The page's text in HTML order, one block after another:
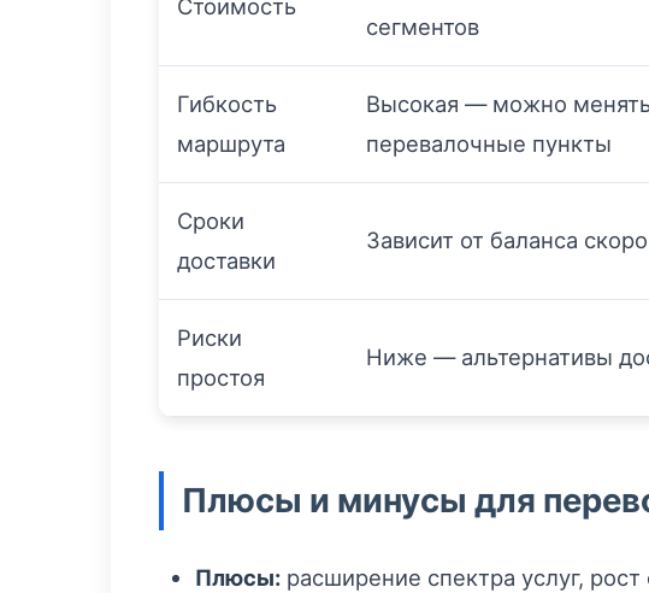
Стоимость
сегментов
Гибкость
маршрута
Высокая — можно менять
перевалочные пункты
Сроки
доставки
Зависит от баланса
Риски
простоя
Ниже — альтернативы
Плюсы и минусы для
Плюсы: расширение спектра услуг,